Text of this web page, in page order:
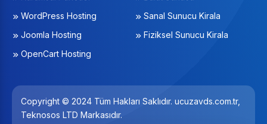
WordPress Hosting
Joomla Hosting
OpenCart Hosting
Sanal Sunucu Kirala
Fiziksel Sunucu Kirala
Copyright © 2024 Tüm Hakları Saklıdır. ucuzavds.com.tr,
Teknosos LTD Markasıdır.